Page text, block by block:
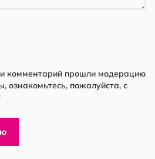
комментарий прошли модерацию
ознакомьтесь, пожалуйста, с